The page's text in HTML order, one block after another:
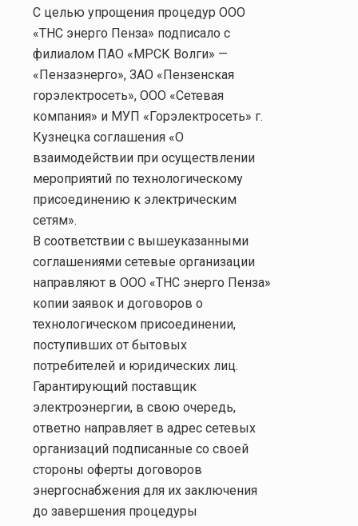
С целью упрощения процедур ООО
«ТНС энерго Пенза» подписало с
филиалом ПАО «МРСК Волги» —
«Пензаэнерго», ЗАО «Пензенская
горэлектросеть», ООО «Сетевая
компания» и МУП «Горэлектросеть» г.
Кузнецка соглашения «О
взаимодействии при осуществлении
мероприятий по технологическому
присоединению к электрическим
сетям».
В соответствии с вышеуказанными
соглашениями сетевые организации
направляют в ООО «ТНС энерго Пенза»
копии заявок и договоров о
технологическом присоединении,
поступивших от бытовых
потребителей и юридических лиц.
Гарантирующий поставщик
электроэнергии, в свою очередь,
ответно направляет в адрес сетевых
организаций подписанные со своей
стороны оферты договоров
энергоснабжения для их заключения
до завершения процедуры